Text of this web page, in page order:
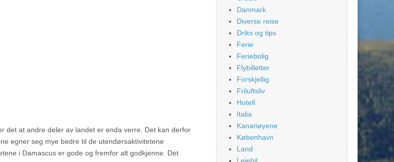
det at andre deler av landet er enda verre. Det kan derfor
egner seg mye bedre til de utendørsaktivitetene
i Damascus er gode og fremfor alt godkjenne. Det
Danmark
Diverse reise
Driks og tips
Ferie
Feriebolig
Flybilletter
Forskjellig
Friluftsliv
Hotell
Italia
Kanariøyene
København
Land